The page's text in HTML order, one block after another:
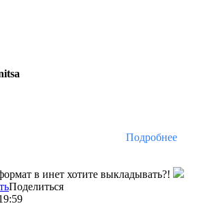
Подробнее
в инет хотите выкладывать?!
Поделиться